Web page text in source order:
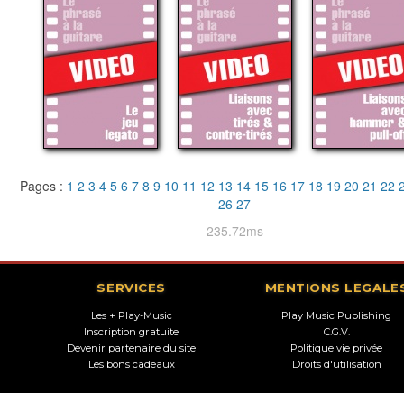
Pages : 1 2 3 4 5 6 7 8 9 10 11 12 13 14 15 16 17 18 19 20 21 22
26 27
235.72ms
SERVICES
Les + Play-Music
Inscription gratuite
Devenir partenaire du site
Les bons cadeaux
MENTIONS
Play Music Publishing
C.G.V.
Politique vie privée
Droits d'utilisation